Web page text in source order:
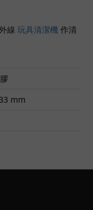
線 玩具清潔機 作清
mm